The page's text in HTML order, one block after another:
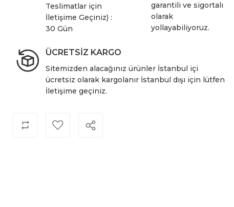
Teslimatlar için
İletişime Geçiniz) :
30 Gün
garantili ve sigortalı
olarak
yollayabiliyoruz.
ÜCRETSİZ KARGO
Sitemizden alacağınız ürünler İstanbul içi
ücretsiz olarak kargolanır İstanbul dışı için lütfen
İletişime geçiniz.